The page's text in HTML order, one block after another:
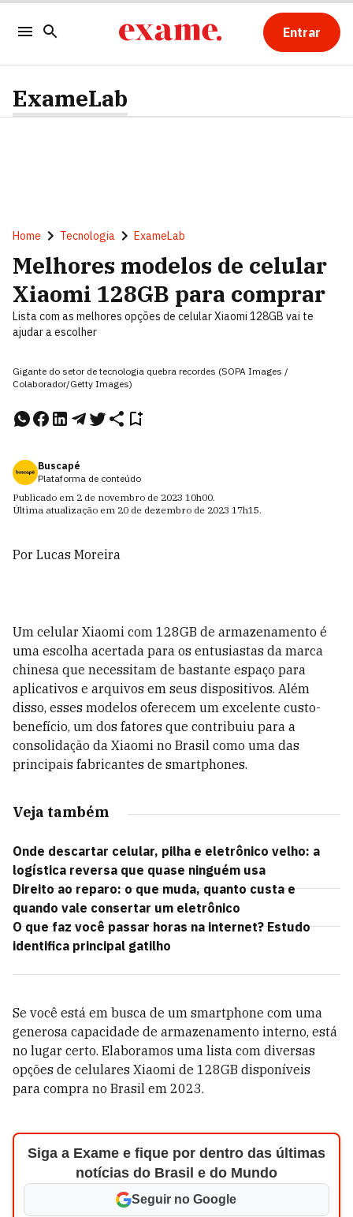
Entrar
ExameLab
Home Tecnologia ExameLab
Melhores modelos de celular
Xiaomi 128GB para comprar
Lista com as melhores opções de celular Xiaomi 128GB vai te
ajudar a escolher
Gigante do setor de tecnologia quebra recordes (SOPA Images /
Colaborador/Getty Images)
Buscapé
Plataforma de conteúdo
Publicado em 2 de novembro de 2023 10h00.
Última atualização em 20 de dezembro de 2023 17h15.
Por Lucas Moreira
Um celular Xiaomi com 128GB de armazenamento é
uma escolha acertada para os entusiastas da marca
chinesa que necessitam de bastante espaço para
aplicativos e arquivos em seus dispositivos. Além
disso, esses modelos oferecem um excelente custo-
benefício, um dos fatores que contribuiu para a
consolidação da Xiaomi no Brasil como uma das
principais fabricantes de smartphones.
Veja também
Onde descartar celular, pilha e eletrônico velho: a
logística reversa que quase ninguém usa
Direito ao reparo: o que muda, quanto custa e
quando vale consertar um eletrônico
O que faz você passar horas na internet? Estudo
identifica principal gatilho
Se você está em busca de um smartphone com uma
generosa capacidade de armazenamento interno, está
no lugar certo. Elaboramos uma lista com diversas
opções de celulares Xiaomi de 128GB disponíveis
para compra no Brasil em 2023.
Siga a Exame e fique por dentro das últimas
notícias do Brasil e do Mundo
Seguir no Google